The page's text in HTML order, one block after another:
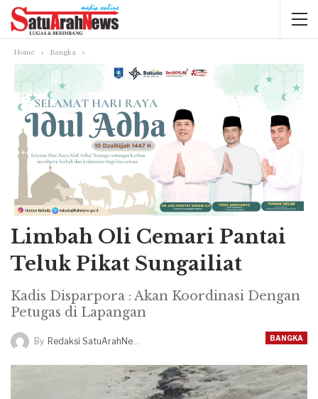
Home Bangka
Limbah Oli Cemari Pantai
Teluk Pikat Sungailiat
Kadis Disparpora : Akan Koordinasi Dengan
Petugas di Lapangan
BANGKA
By Redaksi SatuArahNews